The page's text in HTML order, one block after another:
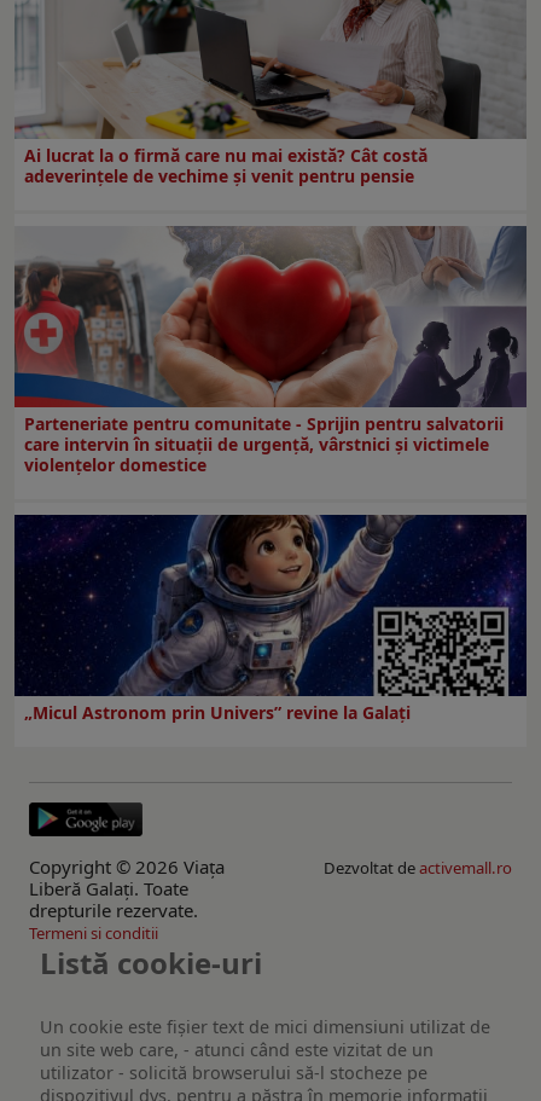
Ai lucrat la o firmă care nu mai există? Cât costă
adeverințele de vechime și venit pentru pensie
Parteneriate pentru comunitate - Sprijin pentru salvatorii
care intervin în situații de urgență, vârstnici și victimele
violențelor domestice
„Micul Astronom prin Univers” revine la Galați
Copyright © 2026 Viaţa
Liberă Galaţi. Toate
drepturile rezervate.
Dezvoltat deactivemall.ro
Termeni si conditii
Listă cookie-uri
Un cookie este fişier text de mici dimensiuni utilizat de
un site web care, - atunci când este vizitat de un
utilizator - solicită browserului să-l stocheze pe
dispozitivul dvs. pentru a păstra în memorie informații